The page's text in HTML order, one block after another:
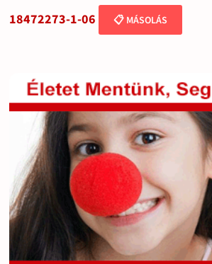
18472273-1-06 📋 MÁSOLÁS